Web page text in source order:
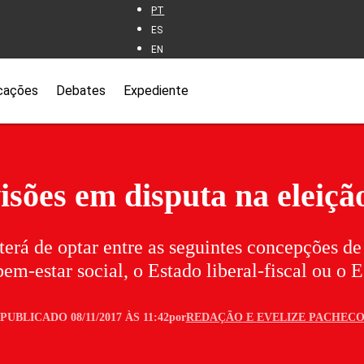
PT
ES
EN
Debates Expediente
em disputa na
de optar entre as seguintes concepções
estar social, o Estado liberal-fiscal ou o
PUBLICADO 08/11/2017 ÀS 11:42porREDAÇÃOE EVELIZE PACHECO